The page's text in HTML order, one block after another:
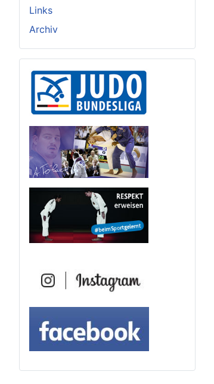
Links
Archiv